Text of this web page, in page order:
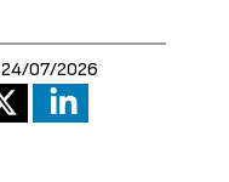
24/07/2026